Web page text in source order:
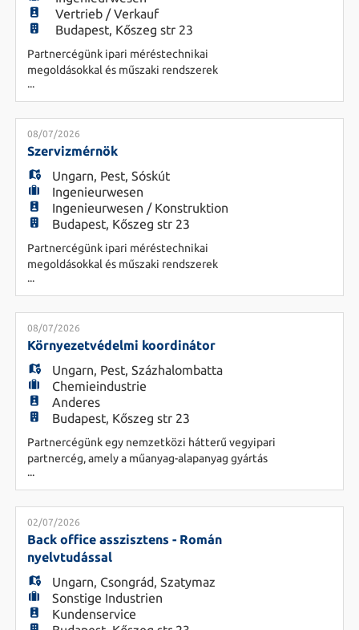
FR
DE
ES
PL
CS
HU
Vertrieb / Verkauf
Budapest, Kőszeg str 23
Partnercégünk ipari méréstechnikai
megoldásokkal és műszaki rendszerek
forgalmazásával, telepítésével, valamint
szervizelésével foglalkozik. Főbb feladatok: ·
Meglévő vevőkkel kapcsolattartás, igény szerinti
ajánlatok elkészítése, · Vevői látogatások
megszervezése, folyamatos törekedés az új vevők
...
08/07/2026
Szervizmérnök
Ungarn, Pest, Sóskút
Ingenieurwesen
Ingenieurwesen / Konstruktion
Budapest, Kőszeg str 23
Partnercégünk ipari méréstechnikai
megoldásokkal és műszaki rendszerek
forgalmazásával, telepítésével, valamint
szervizelésével foglalkozik. Feladatok - Műszerek
átvizsgálása, üzembe helyezése és felhasználói
oktatás - Műszaki támogatás és kapcsolattartás az
ügyfelekkel - Garanciális és garancián túli
...
08/07/2026
Környezetvédelmi koordinátor
Ungarn, Pest, Százhalombatta
Chemieindustrie
Anderes
Budapest, Kőszeg str 23
Partnercégünk egy nemzetközi hátterű vegyipari
partnercég, amely a műanyag-alapanyag gyártás
és feldolgozás területén tevékenykedik. Főbb
feladatok: - A vállalat környezetvédelmi
jogszabályi megfelelésének biztosítása, a
jogszabályi változások nyomon követése. - Az ISO
14001 és ISO 50001 irányítási rendszerek
működtetése és folyamatos fejleszt
...
02/07/2026
Back office asszisztens - Román
nyelvtudással
Ungarn, Csongrád, Szatymaz
Sonstige Industrien
Kundenservice